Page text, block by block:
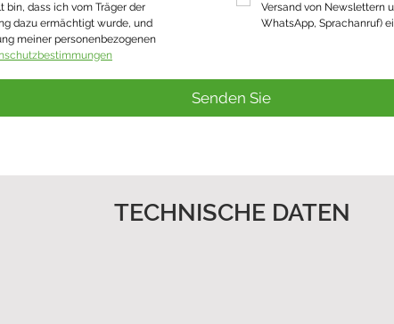
bin, dass ich vom Träger der
dazu ermächtigt wurde, und
meiner personenbezogenen
Versand von Newslettern
WhatsApp, Sprachanruf)
Senden Sie
TECHNISCHE DATEN